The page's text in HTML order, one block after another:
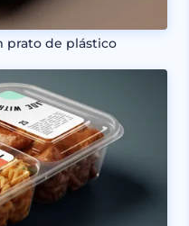
prato de plástico